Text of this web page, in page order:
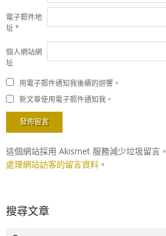
電子郵件地
址*
個人網站網
址
用電子郵件通知我後續的迴響。
新文章使用電子郵件通知我。
這個網站採用 Akismet 服務減少垃圾留言。
處理網站訪客的留言資料 。
搜尋文章
Search